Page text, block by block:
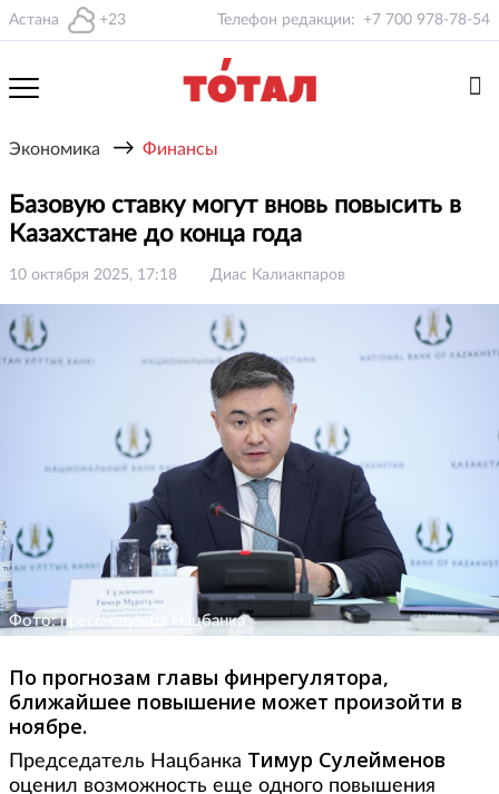
Астана +23 Телефон редакции: +7 700 978-78-54
Экономика → Финансы
Базовую ставку могут вновь повысить в
Казахстане до конца года
10 октября 2025, 17:18 Диас Калиакпаров
Фото: пресс-служба Нацбанка
По прогнозам главы финрегулятора,
ближайшее повышение может произойти в
ноябре.
Председатель Нацбанка Тимур Сулейменов
оценил возможность еще одного повышения